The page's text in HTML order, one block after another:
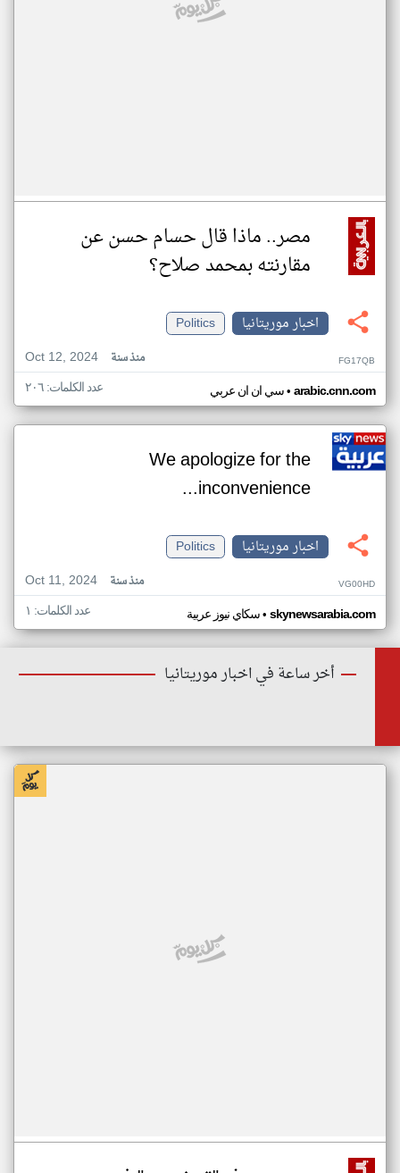
مصر.. ماذا قال حسام حسن عن
مقارنته بمحمد صلاح؟
اخبار موريتانيا
Politics
Oct 12, 2024
منذ سنة FG17QB
سي ان ان عربي• arabic.cnn.com عدد الكلمات: ٢٠٦
We apologize for the
inconvenience...
اخبار موريتانيا
Politics
Oct 11, 2024
منذ سنة VG00HD
سكاي نيوز عربية• skynewsarabia.com عدد الكلمات: ١
أخر ساعة في اخبار موريتانيا